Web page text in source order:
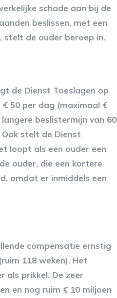
schade aan bij de
beslissen, met een
stelt de ouder beroep in.
de Dienst Toeslagen op
50 per dag (maximaal €
beslistermijn van 60
stelt de Dienst
loopt als een ouder een
ouder, die een kortere
omdat er inmiddels een
compensatie ernstig
118 weken). Het
als prikkel. De zeer
en nog ruim € 10 miljoen